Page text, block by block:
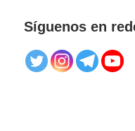
Síguenos en